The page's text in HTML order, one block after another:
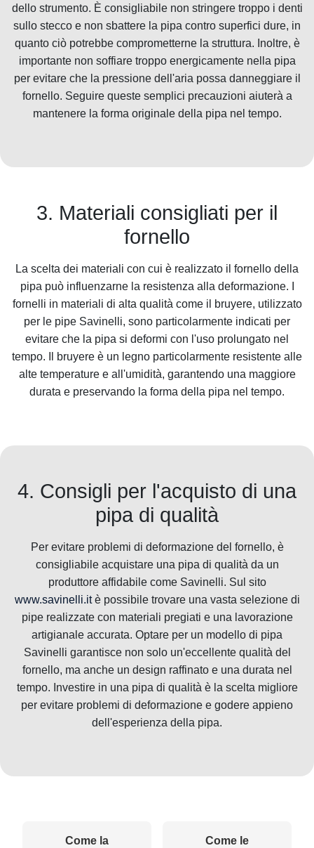
dello strumento. È consigliabile non stringere troppo i denti
sullo stecco e non sbattere la pipa contro superfici dure, in
quanto ciò potrebbe comprometterne la struttura. Inoltre, è
importante non soffiare troppo energicamente nella pipa
per evitare che la pressione dell'aria possa danneggiare il
fornello. Seguire queste semplici precauzioni aiuterà a
mantenere la forma originale della pipa nel tempo.
3. Materiali consigliati per il
fornello
La scelta dei materiali con cui è realizzato il fornello della
pipa può influenzarne la resistenza alla deformazione. I
fornelli in materiali di alta qualità come il bruyere, utilizzato
per le pipe Savinelli, sono particolarmente indicati per
evitare che la pipa si deformi con l'uso prolungato nel
tempo. Il bruyere è un legno particolarmente resistente alle
alte temperature e all'umidità, garantendo una maggiore
durata e preservando la forma della pipa nel tempo.
4. Consigli per l'acquisto di una
pipa di qualità
Per evitare problemi di deformazione del fornello, è
consigliabile acquistare una pipa di qualità da un
produttore affidabile come Savinelli. Sul sito
www.savinelli.itè possibile trovare una vasta selezione di
pipe realizzate con materiali pregiati e una lavorazione
artigianale accurata. Optare per un modello di pipa
Savinelli garantisce non solo un'eccellente qualità del
fornello, ma anche un design raffinato e una durata nel
tempo. Investire in una pipa di qualità è la scelta migliore
per evitare problemi di deformazione e godere appieno
dell'esperienza della pipa.
Come la Come le